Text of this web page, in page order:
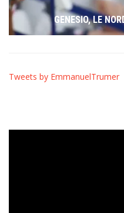
GENESIO, LE
Tweets by EmmanuelTrumer